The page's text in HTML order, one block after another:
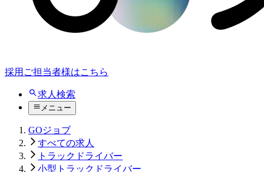
採用ご担当者様はこちら
求人検索
メニュー
GOジョブ
すべての求人
トラックドライバー
小型トラックドライバー